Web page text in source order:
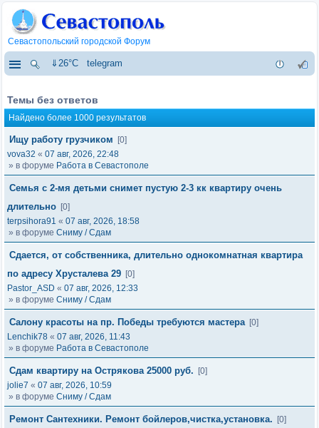
Севастопольский городской Форум
⇓26°C telegram
Темы без ответов
Найдено более 1000 результатов
Ищу работу грузчиком
[0]
vova32 « 07 авг, 2026, 22:48
» в форуме Работа в Севастополе
Семья с 2-мя детьми снимет пустую 2-3 кк квартиру очень
длительно [0]
terpsihora91 « 07 авг, 2026, 18:58
» в форуме Сниму / Сдам
Сдается, от собственника, длительно однокомнатная квартира
по адресу Хрусталева 29 [0]
Pastor_ASD « 07 авг, 2026, 12:33
» в форуме Сниму / Сдам
Салону красоты на пр. Победы требуются мастера [0]
Lenchik78 « 07 авг, 2026, 11:43
» в форуме Работа в Севастополе
Сдам квартиру на Острякова 25000 руб.
[0]
jolie7 « 07 авг, 2026, 10:59
» в форуме Сниму / Сдам
Ремонт Сантехники. Ремонт бойлеров,чистка,установка.
[0]